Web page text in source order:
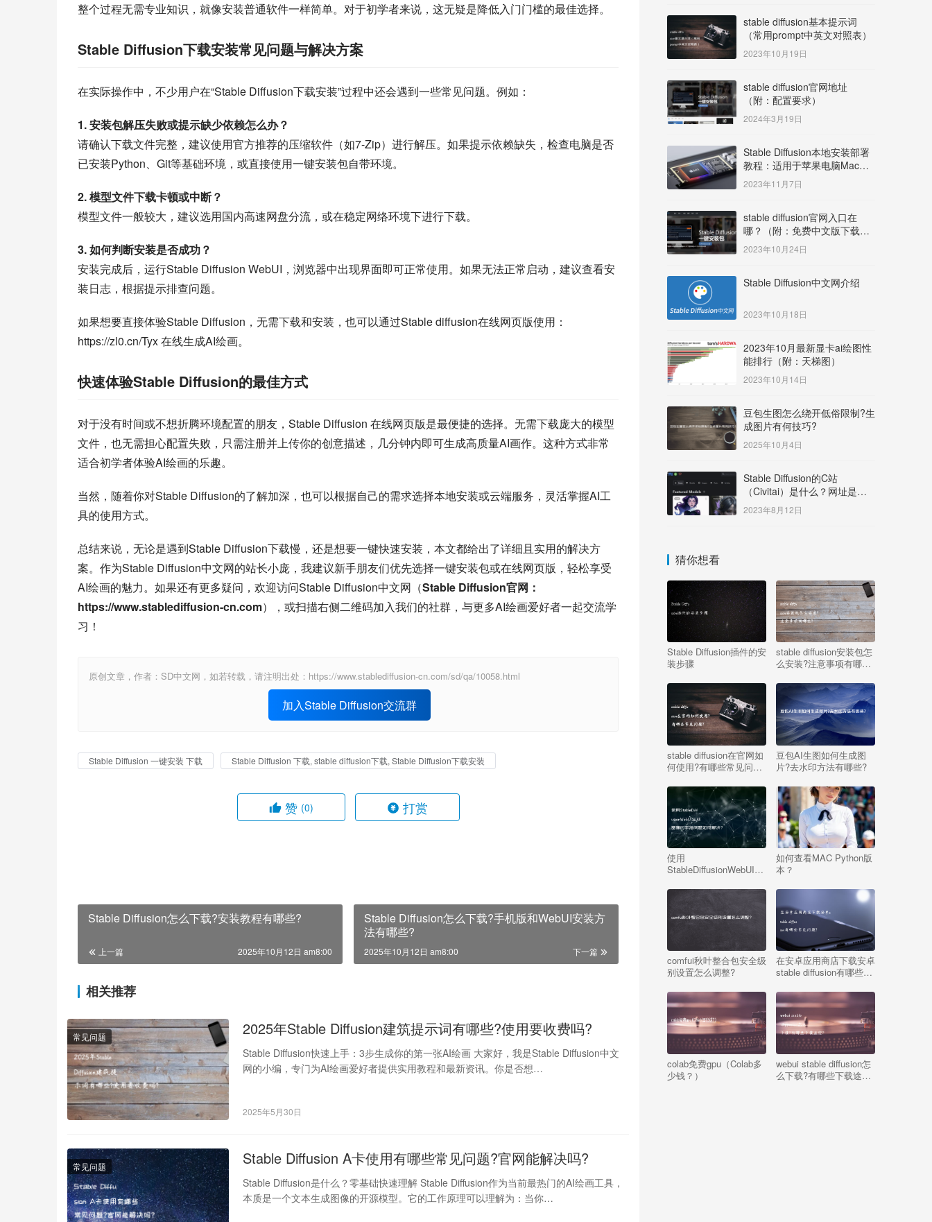
整个过程无需专业知识，就像安装普通软件一样简单。对于初学者来说，这无疑是降低入门门槛的最佳选择。
Stable Diffusion下载安装常见问题与解决方案
在实际操作中，不少用户在“Stable Diffusion下载安装”过程中还会遇到一些常见问题。例如：
1. 安装包解压失败或提示缺少依赖怎么办？
请确认下载文件完整，建议使用官方推荐的压缩软件（如7-Zip）进行解压。如果提示依赖缺失，检查电脑是否
已安装Python、Git等基础环境，或直接使用一键安装包自带环境。
2. 模型文件下载卡顿或中断？
模型文件一般较大，建议选用国内高速网盘分流，或在稳定网络环境下进行下载。
3. 如何判断安装是否成功？
安装完成后，运行Stable Diffusion WebUI，浏览器中出现界面即可正常使用。如果无法正常启动，建议查看安
装日志，根据提示排查问题。
如果想要直接体验Stable Diffusion，无需下载和安装，也可以通过Stable diffusion在线网页版使用：
https://zl0.cn/Tyx 在线生成AI绘画。
快速体验Stable Diffusion的最佳方式
对于没有时间或不想折腾环境配置的朋友，Stable Diffusion 在线网页版是最便捷的选择。无需下载庞大的模型
文件，也无需担心配置失败，只需注册并上传你的创意描述，几分钟内即可生成高质量AI画作。这种方式非常
适合初学者体验AI绘画的乐趣。
当然，随着你对Stable Diffusion的了解加深，也可以根据自己的需求选择本地安装或云端服务，灵活掌握AI工
具的使用方式。
总结来说，无论是遇到Stable Diffusion下载慢，还是想要一键快速安装，本文都给出了详细且实用的解决方
案。作为Stable Diffusion中文网的站长小庞，我建议新手朋友们优先选择一键安装包或在线网页版，轻松享受
AI绘画的魅力。如果还有更多疑问，欢迎访问Stable Diffusion中文网（Stable Diffusion官网：
https://www.stablediffusion-cn.com），或扫描右侧二维码加入我们的社群，与更多AI绘画爱好者一起交流学
习！
原创文章，作者：SD中文网，如若转载，请注明出处：https://www.stablediffusion-cn.com/sd/qa/10058.html
加入Stable Diffusion交流群
Stable Diffusion 一键安装 下载 Stable Diffusion 下载, stable diffusion下载, Stable Diffusion下载安装
赞 (0) 打赏
Stable Diffusion怎么下载?安装教程有哪些?
上一篇 2025年10月12日 am8:00
Stable Diffusion怎么下载?手机版和WebUI安装方
法有哪些?
下一篇
2025年10月12日 am8:00
相关推荐
常见问题 2025年Stable Diffusion建筑提示词有哪些?使用要收费吗?
Stable Diffusion快速上手：3步生成你的第一张AI绘画 大家好，我是Stable Diffusion中文
网的小编，专门为AI绘画爱好者提供实用教程和最新资讯。你是否想…
2025年5月30日
常见问题 Stable Diffusion A卡使用有哪些常见问题?官网能解决吗?
Stable Diffusion是什么？零基础快速理解 Stable Diffusion作为当前最热门的AI绘画工具，
本质是一个文本生成图像的开源模型。它的工作原理可以理解为：当你…
stable diffusion基本提示词
（常用prompt中英文对照表）
2023年10月19日
stable diffusion官网地址
（附：配置要求）
2024年3月19日
Stable Diffusion本地安装部署
教程：适用于苹果电脑Mac
OS系统M系列芯片：
MacBook/iMac等
2023年11月7日
stable diffusion官网入口在
哪？（附：免费中文版下载安
装教程）
2023年10月24日
Stable Diffusion中文网介绍
2023年10月18日
2023年10月最新显卡ai绘图性
能排行（附：天梯图）
2023年10月14日
豆包生图怎么绕开低俗限制?生
成图片有何技巧?
2025年10月4日
Stable Diffusion的C站
（Civitai）是什么？网址是多
少？
2023年8月12日
猜你想看
Stable Diffusion插件的安
装步骤
stable diffusion安装包怎
么安装?注意事项有哪
stable diffusion在官网如
何使用?有哪些常见问
豆包AI生图如何生成图
片?去水印方法有哪些?
使用
StableDiffusionWebUI生
决?
如何查看MAC Python版
本？
comfui秋叶整合包安全级
别设置怎么调整?
在安卓应用商店下载安卓
stable diffusion有哪些常
colab免费gpu（Colab多
少钱？）
webui stable diffusion怎
么下载?有哪些下载途